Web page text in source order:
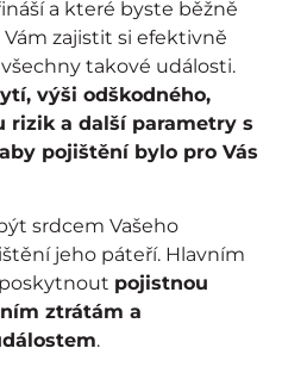
a které byste běžně
zajistit si efektivně
takové události.
výši odškodného,
rizik a další parametry s
pojištění bylo pro Vás
srdcem Vašeho
jeho páteří. Hlavním
pojistnou
ztrátám a
.